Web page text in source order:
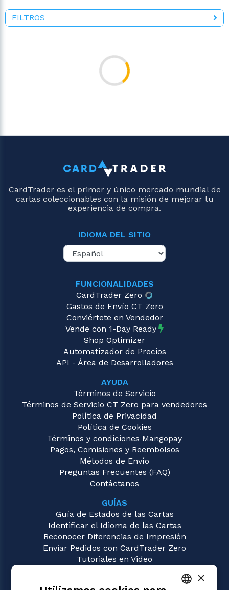
FILTROS
CardTrader es el primer y único mercado mundial de
cartas coleccionables con la misión de mejorar tu
experiencia de compra.
IDIOMA DEL SITIO
FUNCIONALIDADES
CardTrader Zero
Gastos de Envío CT Zero
Conviértete en Vendedor
Vende con 1-Day Ready
Shop Optimizer
Automatizador de Precios
API - Área de Desarrolladores
AYUDA
Términos de Servicio
Términos de Servicio CT Zero para vendedores
Política de Privacidad
Política de Cookies
Términos y condiciones Mangopay
Pagos, Comisiones y Reembolsos
Métodos de Envío
Preguntas Frecuentes (FAQ)
Contáctanos
GUÍAS
Guía de Estados de las Cartas
Identificar el Idioma de las Cartas
Reconocer Diferencias de Impresión
Enviar Pedidos con CardTrader Zero
Tutoriales en Video
×